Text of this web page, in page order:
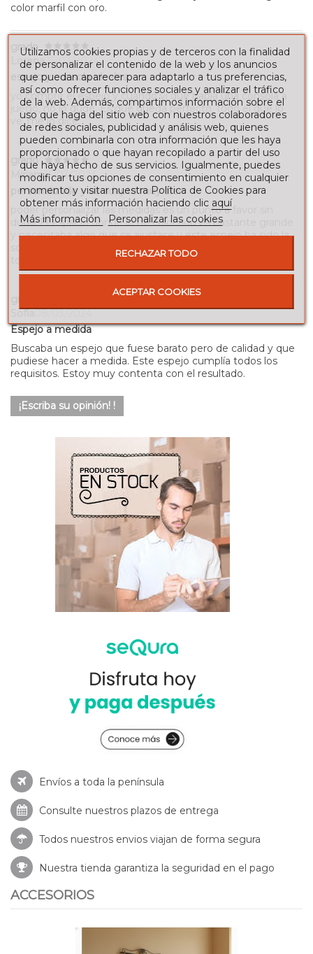
color marfil con oro.
grado
Lorena25/03/2024
espejo y consola ideales
yo compré el espejo y cuando vi que había una consola a
juego, no lo dudé. Es que queda perfecto, todo el que lo
ve, me lo dice.
grado
Miriam15/03/2024
personalizado y se adapta muy bien
poder personalizar las medidas es un punto a favor sin
duda. El espacio donde lo he colocado es bastante grande
y necesitaba algo que se ajustase y este espejo ha sido la
solución. Ademas la atención es estupenda. ¡Un acierto
Sofía08/03/2024
Espejo a medida
Buscaba un espejo que fuese barato pero de calidad y que
pudiese hacer a medida. Este espejo cumplía todos los
requisitos. Estoy muy contenta con el resultado.
¡Escriba su opinión! !
Envíos a toda la península
Consulte nuestros plazos de entrega
Todos nuestros envios viajan de forma segura
Nuestra tienda garantiza la seguridad en el pago
ACCESORIOS
Utilizamos cookies propias y de terceros con la finalidad
de personalizar el contenido de la web y los anuncios
que puedan aparecer para adaptarlo a tus preferencias,
así como ofrecer funciones sociales y analizar el tráfico
de la web. Además, compartimos información sobre el
uso que haga del sitio web con nuestros colaboradores
de redes sociales, publicidad y análisis web, quienes
pueden combinarla con otra información que les haya
proporcionado o que hayan recopilado a partir del uso
que haya hecho de sus servicios. Igualmente, puedes
modificar tus opciones de consentimiento en cualquier
momento y visitar nuestra Política de Cookies para
obtener más información haciendo clic aquí
Más información
Personalizar las cookies
RECHAZAR TODO
ACEPTAR COOKIES